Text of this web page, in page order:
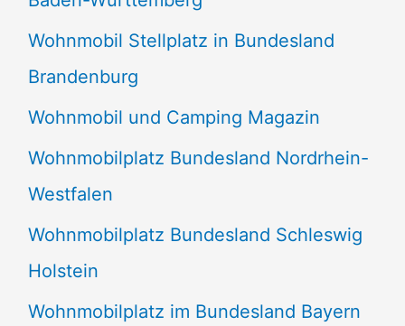
Wohnmobil Stellplatz in Bundesland
Brandenburg
Wohnmobil und Camping Magazin
Wohnmobilplatz Bundesland Nordrhein-
Westfalen
Wohnmobilplatz Bundesland Schleswig
Holstein
Wohnmobilplatz im Bundesland Bayern